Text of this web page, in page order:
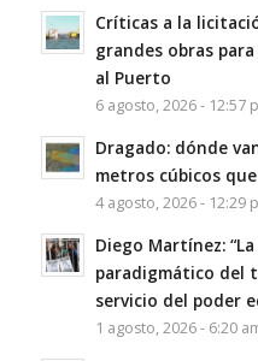
Críticas a la
grandes obras
al Puerto
6 agosto, 2026 - 12:57
Dragado: dónde
metros cúbicos
4 agosto, 2026 - 12:29
Diego Martínez:
paradigmático del
servicio del poder
1 agosto, 2026 - 6:20